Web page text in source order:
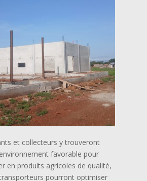
et collecteurs y trouveront
favorable pour
en produits agricoles de qualité,
pourront optimiser